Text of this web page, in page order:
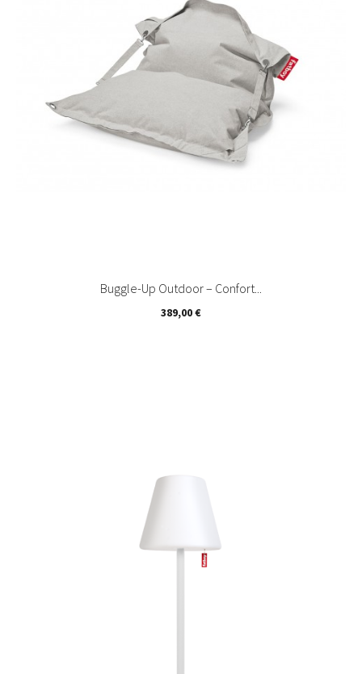
Buggle-Up Outdoor – Confort...
Prix
389,00 €